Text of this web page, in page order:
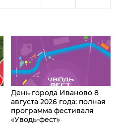
День города Иваново 8
августа 2026 года: полная
программа фестиваля
«Уводь-фест»